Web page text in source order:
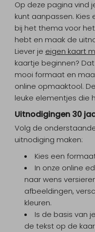
Op deze pagina vind
kunt aanpassen.
bij het thema voor
hebt en maak de
Liever je eigen kaart
kaartje beginnen?
mooi formaat en
online opmaaktool.
leuke elementjes die
Uitnodigingen 30
Volg de
uitnodiging maken:
Kies een
In onze online
naar wens
afbeeldingen,
kleuren.
Is de basis van
de tekst op de